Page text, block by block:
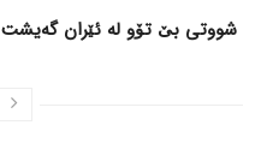
شووتی بێ تۆو لە ئێران گەیشت